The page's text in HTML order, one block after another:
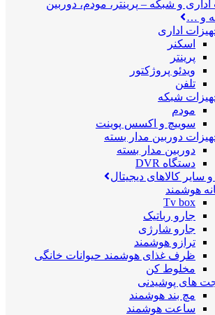
اداری و شبکه – پرینتر، مودم، دوربین
و …
اداری
اسکنر
پرینتر
ویدئو پروژکتور
تلفن
شبکه
مودم
سوییچ و اکسس پوینت
دوربین مدار بسته
دوربین مدار بسته
دستگاه DVR
سایر کالاهای دیجیتال
هوشمند
Tv box
جارو رباتیک
جارو شارژی
ترازو هوشمند
ظرف غذای هوشمند حیوانات خانگی
مخلوط کن
های پوشیدنی
مچ بند هوشمند
ساعت هوشمند